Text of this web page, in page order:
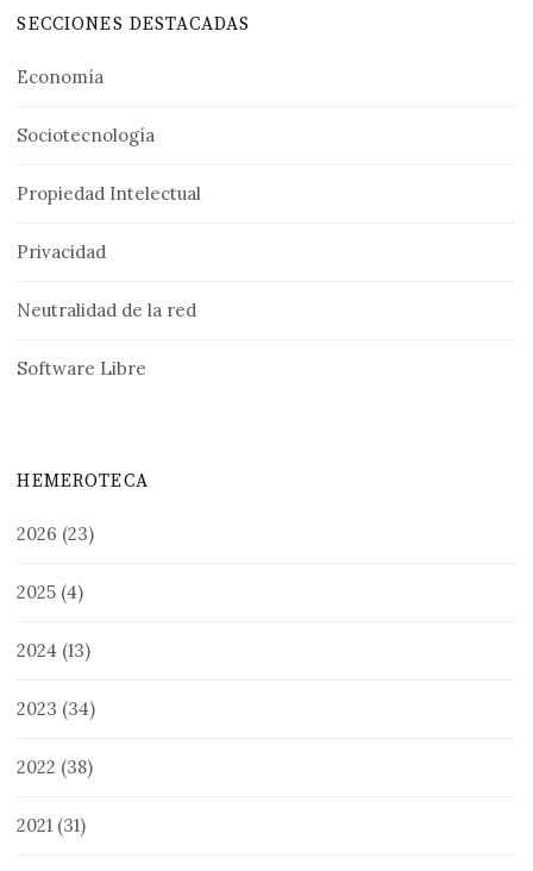
SECCIONES DESTACADAS
Economía
Sociotecnología
Propiedad Intelectual
Privacidad
Neutralidad de la red
Software Libre
HEMEROTECA
2026 (23)
2025 (4)
2024 (13)
2023 (34)
2022 (38)
2021 (31)